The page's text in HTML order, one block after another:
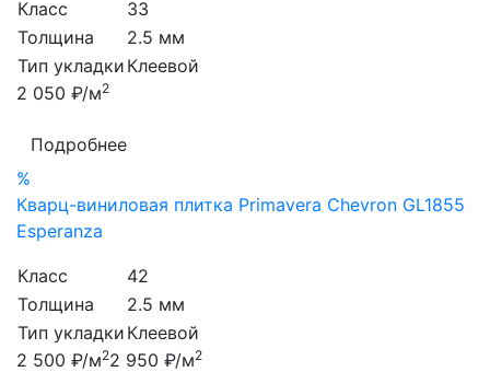
Класс
33
Толщина
2.5 мм
Тип укладки Клеевой
2 050 ₽/м2
Подробнее
%
Кварц-виниловая плитка Primavera Chevron GL1855
Esperanza
Класс
42
Толщина
2.5 мм
Тип укладки Клеевой
2 500 ₽/м22 950 ₽/м2